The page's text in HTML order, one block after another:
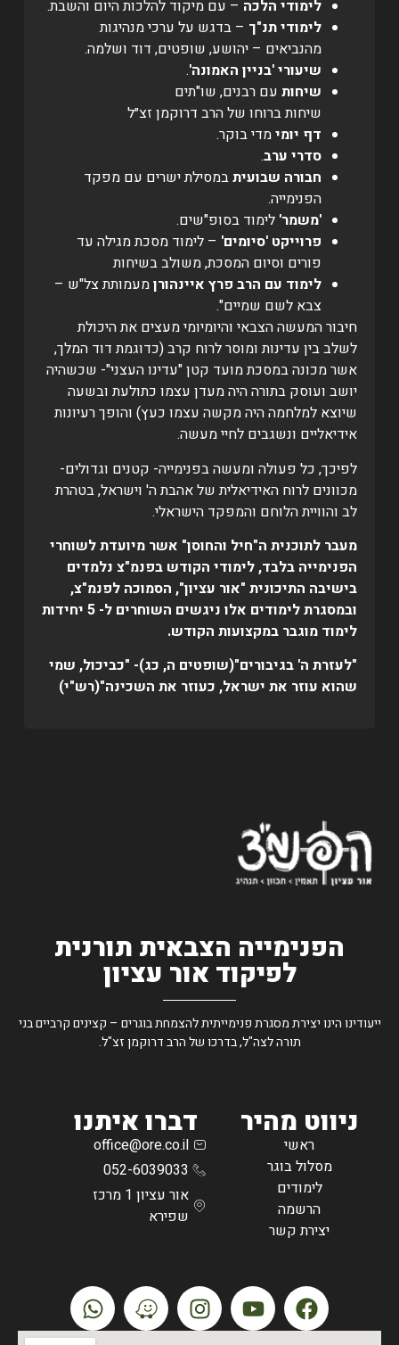
לימודי הלכה – עם מיקוד להלכות היום והשבת.
לימודי תנ"ך – בדגש על ערכי מנהיגות
מהנביאים – יהושע, שופטים, דוד ושלמה.
שיעורי 'בניין האמונה'.
שיחות עם רבנים, שו"תים
שיחות ברוחו של הרב דרוקמן זצ״ל
דף יומימדי בוקר.
סדרי ערב.
חבורה שבועיתבמסילת ישרים עם מפקד
הפנימייה.
'משמר' לימוד בסופ"שים.
פרוייקט 'סיומים' – לימוד מסכת מגילה עד
פורים וסיום המסכת, משולב בשיחות
לימוד עם הרב פרץ איינהורןמעמותת צל"ש –
צבא לשם שמיים".
חיבור המעשה הצבאי והיומיומי מעצים את היכולת
לשלב בין עדינות ומוסר לרוח קרב (כדוגמת דוד המלך,
אשר מכונה במסכת מועד קטן "עדינו העצני"- שכשהיה
יושב ועוסק בתורה היה מעדן עצמו כתולעת ובשעה
שיוצא למלחמה היה מקשה עצמו כעץ) והופך רעיונות
אידיאליים ונשגבים לחיי מעשה.
לפיכך, כל פעולה ומעשה בפנימייה- קטנים וגדולים-
מכוונים לרוח האידיאלית של אהבת ה' וישראל, בטהרת
לב והוויית הלוחם והמפקד הישראלי.
מעבר לתוכנית ה"חיל והחוסן" אשר מיועדת לשוחרי
הפנימייה בלבד, לימודי הקודש בפנמ"צ נלמדים
בישיבה התיכונית "אור עציון", הסמוכה לפנמ"צ,
ובמסגרת לימודים אלו ניגשים השוחרים ל- 5 יחידות
לימוד מוגבר במקצועות הקודש.
"לעזרת ה' בגיבורים"(שופטים ה, כג)- "כביכול, שמי
שהוא עוזר את ישראל, כעוזר את השכינה"(רש"י)
הפנימייה הצבאית תורנית
לפיקוד אור עציון
ייעודינו הינו יצירת מסגרת פנימייתית להצמחת בוגרים – קצינים קרביים בני
תורה לצה"ל, בדרכו של הרב דרוקמן זצ"ל.
ניווט מהיר
ראשי
מסלול בוגר
לימודים
הרשמה
יצירת קשר
דברו איתנו
office@ore.co.il
052-6039033
אור עציון 1 מרכז
שפירא